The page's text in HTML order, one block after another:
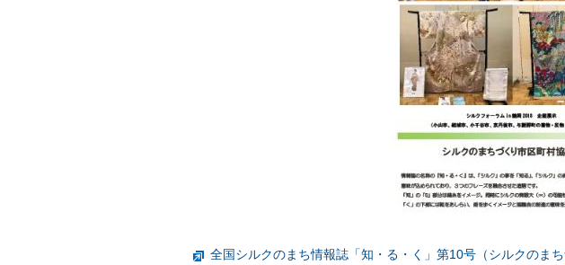
全国シルクのまち情報誌「知・る・く」第10号（シルクのまち